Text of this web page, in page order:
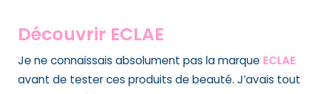
Découvrir ECLAE
Je ne connaissais absolument pas la marque ECLAE
avant de tester ces produits de beauté. J’avais tout